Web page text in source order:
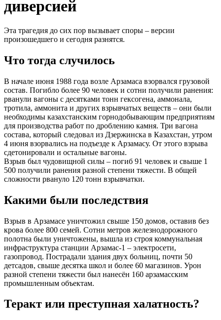
диверсией
Эта трагедия до сих пор вызывает споры – версии
произошедшего и сегодня разнятся.
Что тогда случилось
В начале июня 1988 года возле Арзамаса взорвался грузовой
состав. Погибло более 90 человек и сотни получили ранения:
рванули вагоны с десятками тонн гексогена, аммонала,
тротила, аммонита и других взрывчатых веществ – они были
необходимы казахстанским горнодобывающим предприятиям
для производства работ по дроблению камня. Три вагона
состава, который следовал из Дзержинска в Казахстан, утром
4 июня взорвались на подъезде к Арзамасу. От этого взрыва
сдетонировали и остальные вагоны.
Взрыв был чудовищной силы – погиб 91 человек и свыше 1
500 получили ранения разной степени тяжести. В общей
сложности рвануло 120 тонн взрывчатки.
Какими были последствия
Взрыв в Арзамасе уничтожил свыше 150 домов, оставив без
крова более 800 семей. Сотни метров железнодорожного
полотна были уничтожены, вышла из строя коммунальная
инфраструктура станции Арзамас-1 – электросети,
газопровод. Пострадали здания двух больниц, почти 50
детсадов, свыше десятка школ и более 60 магазинов. Урон
разной степени тяжести был нанесён 160 арзамасским
промышленным объектам.
Теракт или преступная халатность?